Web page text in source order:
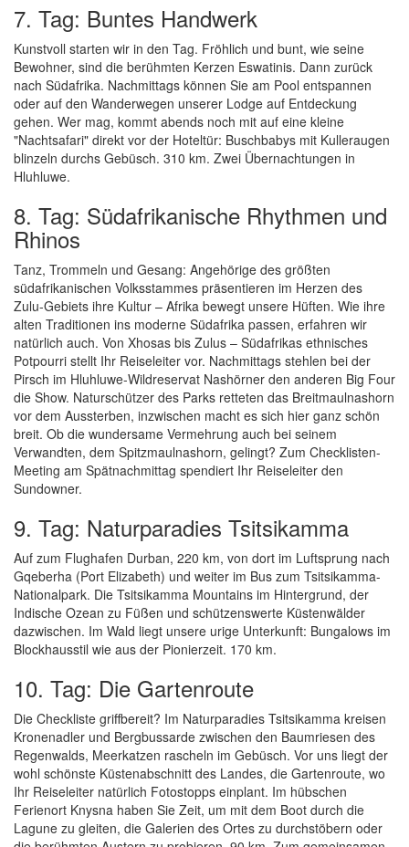
7. Tag: Buntes Handwerk
Kunstvoll starten wir in den Tag. Fröhlich und bunt, wie seine
Bewohner, sind die berühmten Kerzen Eswatinis. Dann zurück
nach Südafrika. Nachmittags können Sie am Pool entspannen
oder auf den Wanderwegen unserer Lodge auf Entdeckung
gehen. Wer mag, kommt abends noch mit auf eine kleine
"Nachtsafari" direkt vor der Hoteltür: Buschbabys mit Kulleraugen
blinzeln durchs Gebüsch. 310 km. Zwei Übernachtungen in
Hluhluwe.
8. Tag: Südafrikanische Rhythmen und
Rhinos
Tanz, Trommeln und Gesang: Angehörige des größten
südafrikanischen Volksstammes präsentieren im Herzen des
Zulu-Gebiets ihre Kultur – Afrika bewegt unsere Hüften. Wie ihre
alten Traditionen ins moderne Südafrika passen, erfahren wir
natürlich auch. Von Xhosas bis Zulus – Südafrikas ethnisches
Potpourri stellt Ihr Reiseleiter vor. Nachmittags stehlen bei der
Pirsch im Hluhluwe-Wildreservat Nashörner den anderen Big Four
die Show. Naturschützer des Parks retteten das Breitmaulnashorn
vor dem Aussterben, inzwischen macht es sich hier ganz schön
breit. Ob die wundersame Vermehrung auch bei seinem
Verwandten, dem Spitzmaulnashorn, gelingt? Zum Checklisten-
Meeting am Spätnachmittag spendiert Ihr Reiseleiter den
Sundowner.
9. Tag: Naturparadies Tsitsikamma
Auf zum Flughafen Durban, 220 km, von dort im Luftsprung nach
Gqeberha (Port Elizabeth) und weiter im Bus zum Tsitsikamma-
Nationalpark. Die Tsitsikamma Mountains im Hintergrund, der
Indische Ozean zu Füßen und schützenswerte Küstenwälder
dazwischen. Im Wald liegt unsere urige Unterkunft: Bungalows im
Blockhausstil wie aus der Pionierzeit. 170 km.
10. Tag: Die Gartenroute
Die Checkliste griffbereit? Im Naturparadies Tsitsikamma kreisen
Kronenadler und Bergbussarde zwischen den Baumriesen des
Regenwalds, Meerkatzen rascheln im Gebüsch. Vor uns liegt der
wohl schönste Küstenabschnitt des Landes, die Gartenroute, wo
Ihr Reiseleiter natürlich Fotostopps einplant. Im hübschen
Ferienort Knysna haben Sie Zeit, um mit dem Boot durch die
Lagune zu gleiten, die Galerien des Ortes zu durchstöbern oder